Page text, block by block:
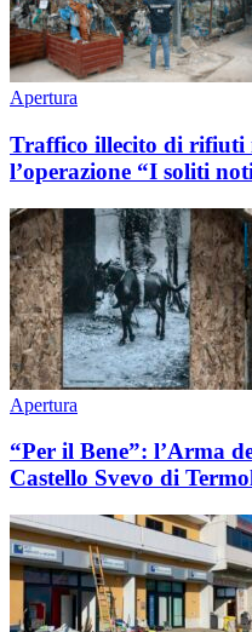
Apertura
Traffico illecito di rifiuti
l’operazione “I soliti
Apertura
“Per il Bene”: l’Arma
Castello Svevo di